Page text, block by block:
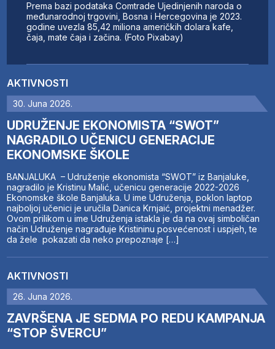
AKTIVNOSTI
30. Juna 2026.
UDRUŽENJE EKONOMISTA “SWOT”
NAGRADILO UČENICU GENERACIJE
EKONOMSKE ŠKOLE
BANJALUKA – Udruženje ekonomista “SWOT” iz Banjaluke,
nagradilo je Kristinu Malić, učenicu generacije 2022-2026
Ekonomske škole Banjaluka. U ime Udruženja, poklon laptop
najboljoj učenici je uručila Danica Krnjaić, projektni menadžer.
Ovom prilikom u ime Udruženja istakla je da na ovaj simboličan
način Udruženje nagrađuje Kristininu posvećenost i uspjeh, te
da žele pokazati da neko prepoznaje […]
AKTIVNOSTI
26. Juna 2026.
ZAVRŠENA JE SEDMA PO REDU KAMPANJA
“STOP ŠVERCU”
Prema bazi podataka Comtrade Ujedinjenih naroda o
međunarodnoj trgovini, Bosna i Hercegovina je 2023.
godine uvezla 85,42 miliona američkih dolara kafe,
čaja, mate čaja i začina. (Foto Pixabay)